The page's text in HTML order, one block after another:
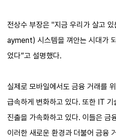
전상수 부장은 "지금 우리가 살고
ayment) 시스템을 껴안는 시대가
었다”고 설명했다.
실제로 모바일에서도 금융 거래를
급속하게 변화하고 있다. 또한 IT
진출을 가속화하고 있다. 이들은 금
이러한 새로운 환경과 더불어 금융